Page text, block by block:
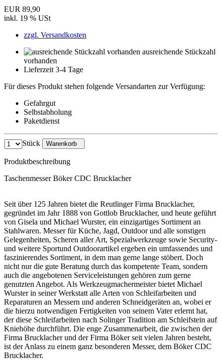
EUR 89,90
inkl. 19 % USt
zzgl. Versandkosten
ausreichende Stückzahl
vorhanden
Lieferzeit 3-4 Tage
Für dieses Produkt stehen folgende Versandarten zur Verfügung:
Gefahrgut
Selbstabholung
Paketdienst
Stück Warenkorb
Produktbeschreibung
Taschenmesser Böker CDC Brucklacher
Seit über 125 Jahren bietet die Reutlinger Firma Brucklacher,
gegründet im Jahr 1888 von Gottlob Brucklacher, und heute geführt
von Gisela und Michael Wurster, ein einzigartiges Sortiment an
Stahlwaren. Messer für Küche, Jagd, Outdoor und alle sonstigen
Gelegenheiten, Scheren aller Art, Spezialwerkzeuge sowie Security-
und weitere Sportund Outdoorartikel ergeben ein umfassendes und
faszinierendes Sortiment, in dem man gerne lange stöbert. Doch
nicht nur die gute Beratung durch das kompetente Team, sondern
auch die angebotenen Serviceleistungen gehören zum gerne
genutzten Angebot. Als Werkzeugmachermeister bietet Michael
Wurster in seiner Werkstatt alle Arten von Schleifarbeiten und
Reparaturen an Messern und anderen Schneidgeräten an, wobei er
die hierzu notwendigen Fertigkeiten von seinem Vater erlernt hat,
der diese Schleifarbeiten nach Solinger Tradition am Schleifstein auf
Kniehöhe durchführt. Die enge Zusammenarbeit, die zwischen der
Firma Brucklacher und der Firma Böker seit vielen Jahren besteht,
ist der Anlass zu einem ganz besonderen Messer, dem Böker CDC
Brucklacher.